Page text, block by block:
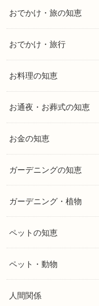
おでかけ・旅の知恵
おでかけ・旅行
お料理の知恵
お通夜・お葬式の知恵
お金の知恵
ガーデニングの知恵
ガーデニング・植物
ペットの知恵
ペット・動物
人間関係